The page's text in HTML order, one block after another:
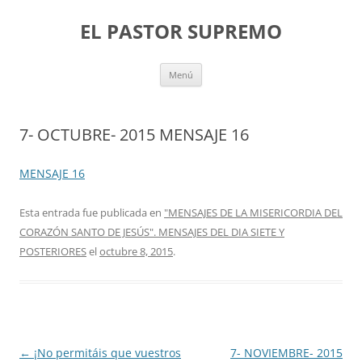
EL PASTOR SUPREMO
Menú
7- OCTUBRE- 2015 MENSAJE 16
MENSAJE 16
Esta entrada fue publicada en "MENSAJES DE LA MISERICORDIA DEL
CORAZÓN SANTO DE JESÚS". MENSAJES DEL DIA SIETE Y
POSTERIORESeloctubre 8, 2015.
Navegación
← ¡No permitáis que vuestros
7- NOVIEMBRE- 2015